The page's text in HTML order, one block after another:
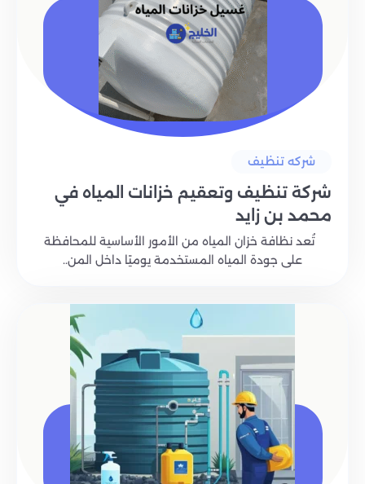
شركه تنظيف
شركة تنظيف وتعقيم خزانات المياه في
محمد بن زايد
تُعد نظافة خزان المياه من الأمور الأساسية للمحافظة
على جودة المياه المستخدمة يوميًا داخل المن..